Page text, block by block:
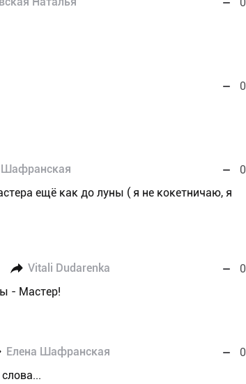
0
Шафранская
0
ещё как до луны ( я не кокетничаю, я
Vitali Dudarenka
0
- Мастер!
Елена Шафранская
0